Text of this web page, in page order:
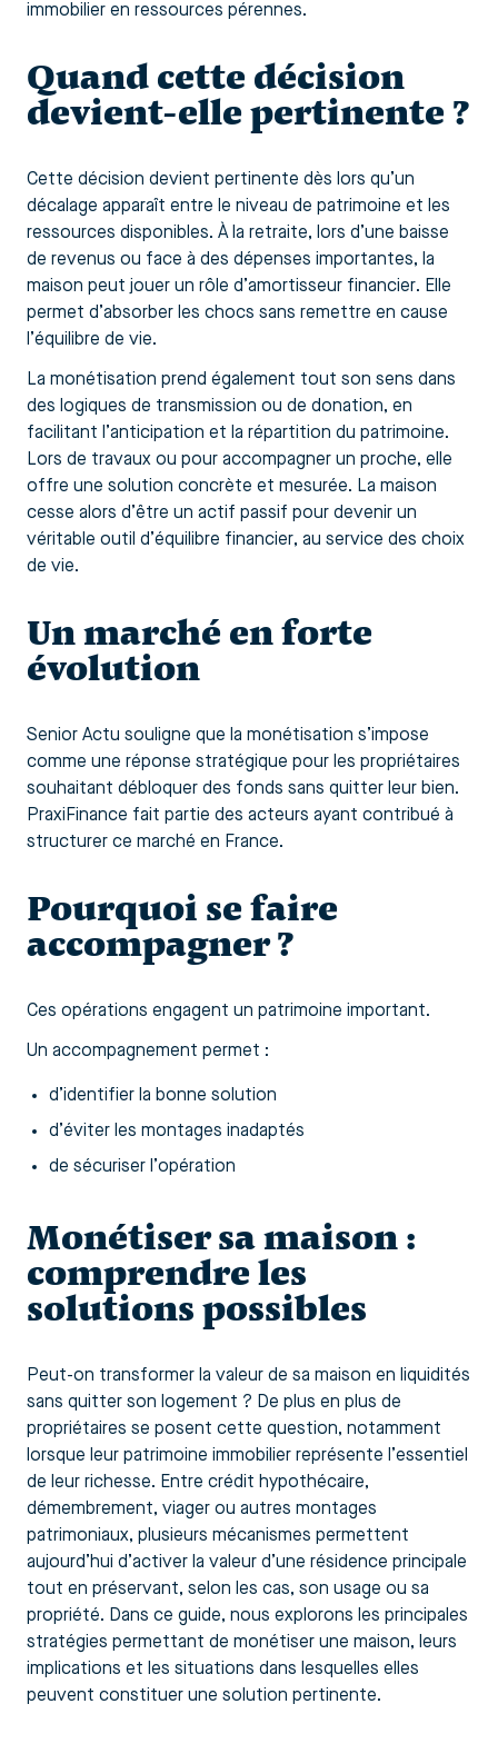
immobilier en ressources pérennes.
Quand cette décision
devient-elle pertinente ?
Cette décision devient pertinente dès lors qu’un
décalage apparaît entre le niveau de patrimoine et les
ressources disponibles. À la retraite, lors d’une baisse
de revenus ou face à des dépenses importantes, la
maison peut jouer un rôle d’amortisseur financier. Elle
permet d’absorber les chocs sans remettre en cause
l’équilibre de vie.
La monétisation prend également tout son sens dans
des logiques de transmission ou de donation, en
facilitant l’anticipation et la répartition du patrimoine.
Lors de travaux ou pour accompagner un proche, elle
offre une solution concrète et mesurée. La maison
cesse alors d’être un actif passif pour devenir un
véritable outil d’équilibre financier, au service des choix
de vie.
Un marché en forte
évolution
Senior Actu souligne que la monétisation s’impose
comme une réponse stratégique pour les propriétaires
souhaitant débloquer des fonds sans quitter leur bien.
PraxiFinance fait partie des acteurs ayant contribué à
structurer ce marché en France.
Pourquoi se faire
accompagner ?
Ces opérations engagent un patrimoine important.
Un accompagnement permet :
d’identifier la bonne solution
d’éviter les montages inadaptés
de sécuriser l’opération
Monétiser sa maison :
comprendre les
solutions possibles
Peut-on transformer la valeur de sa maison en liquidités
sans quitter son logement ? De plus en plus de
propriétaires se posent cette question, notamment
lorsque leur patrimoine immobilier représente l’essentiel
de leur richesse. Entre crédit hypothécaire,
démembrement, viager ou autres montages
patrimoniaux, plusieurs mécanismes permettent
aujourd’hui d’activer la valeur d’une résidence principale
tout en préservant, selon les cas, son usage ou sa
propriété. Dans ce guide, nous explorons les principales
stratégies permettant de monétiser une maison, leurs
implications et les situations dans lesquelles elles
peuvent constituer une solution pertinente.